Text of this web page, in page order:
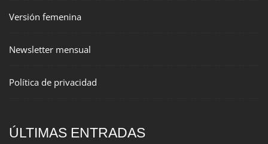
Versión femenina
Newsletter mensual
Política de privacidad
ÚLTIMAS ENTRADAS